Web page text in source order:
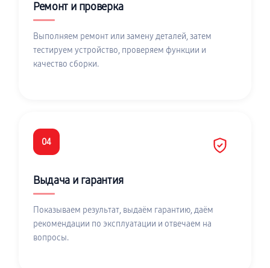
Ремонт и проверка
Выполняем ремонт или замену деталей, затем
тестируем устройство, проверяем функции и
качество сборки.
04
Выдача и гарантия
Показываем результат, выдаём гарантию, даём
рекомендации по эксплуатации и отвечаем на
вопросы.